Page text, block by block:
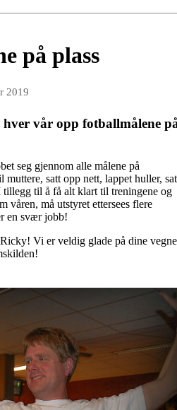
på plass
2019
hver vår opp fotballmålene
seg gjennom alle målene på
satt opp nett, lappet huller,
tillegg til å få alt klart til treningene og
våren, må utstyret ettersees flere
en svær jobb!
Vi er veldig glade på dine